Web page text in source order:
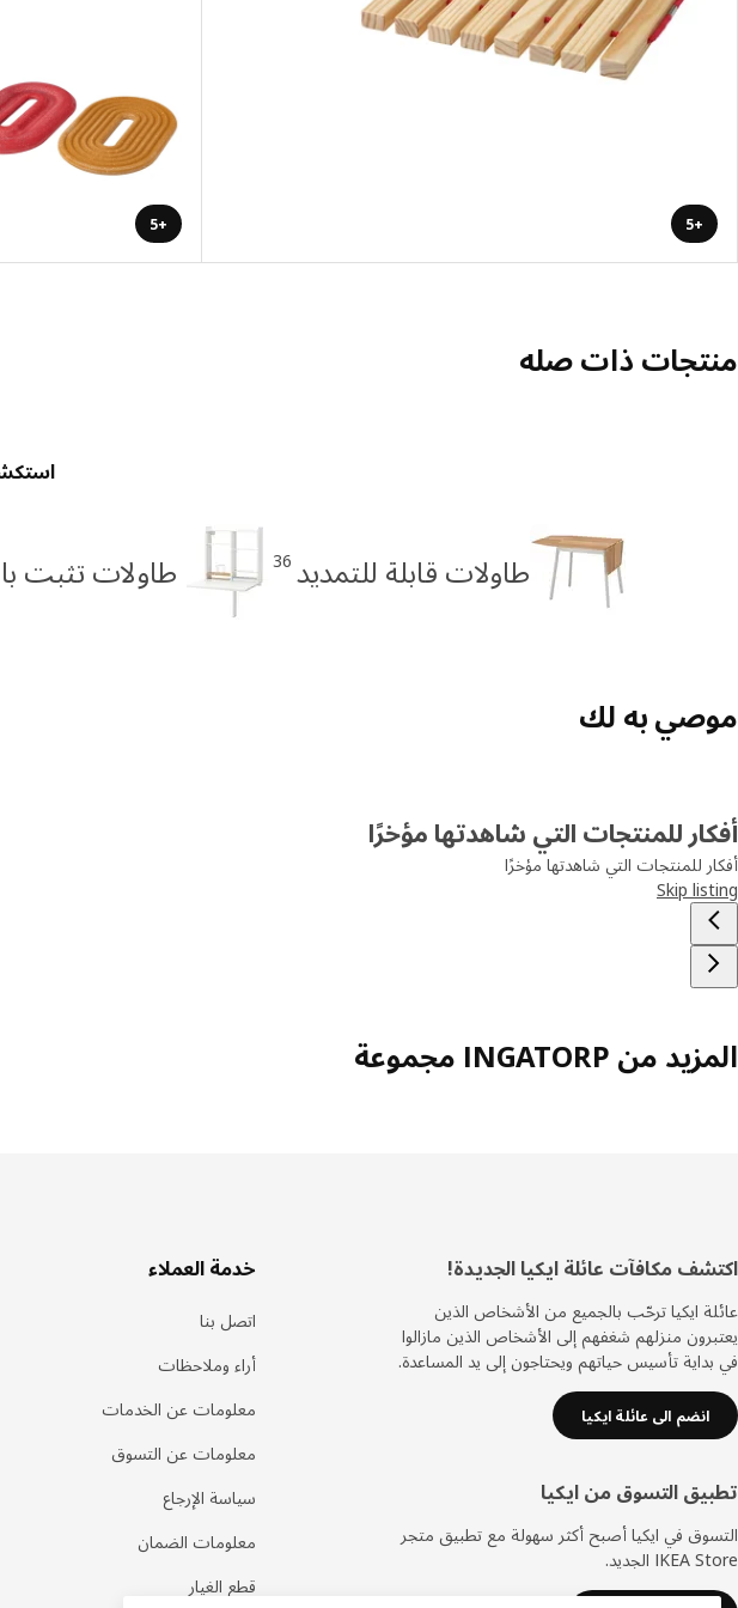
+5
+5
منتجات ذات صله
طاولات قابلة للتمديد 36 طاولات تثبت
موصي به لك
أفكار للمنتجات التي شاهدتها مؤخرًا
أفكار للمنتجات التي شاهدتها مؤخرًا
Skip listing
المزيد من INGATORP مجموعة
تذييل
اكتشف مكافآت عائلة ايكيا الجديدة!
عائلة ايكيا ترحّب بالجميع من الأشخاص الذين
يعتبرون منزلهم شغفهم إلى الأشخاص الذين مازالوا
في بداية تأسيس حياتهم ويحتاجون إلى يد المساعدة.
انضم الى عائلة ايكيا
تطبيق التسوق من ايكيا
التسوق في ايكيا أصبح أكثر سهولة مع تطبيق متجر
IKEA Store الجديد.
خدمة العملاء
اتصل بنا
أراء وملاحظات
معلومات عن الخدمات
معلومات عن التسوق
سياسة الإرجاع
معلومات الضمان
قطع الغيار